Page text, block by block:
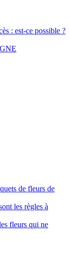
: est-ce possible ?
de fleurs de
les règles à
fleurs qui ne